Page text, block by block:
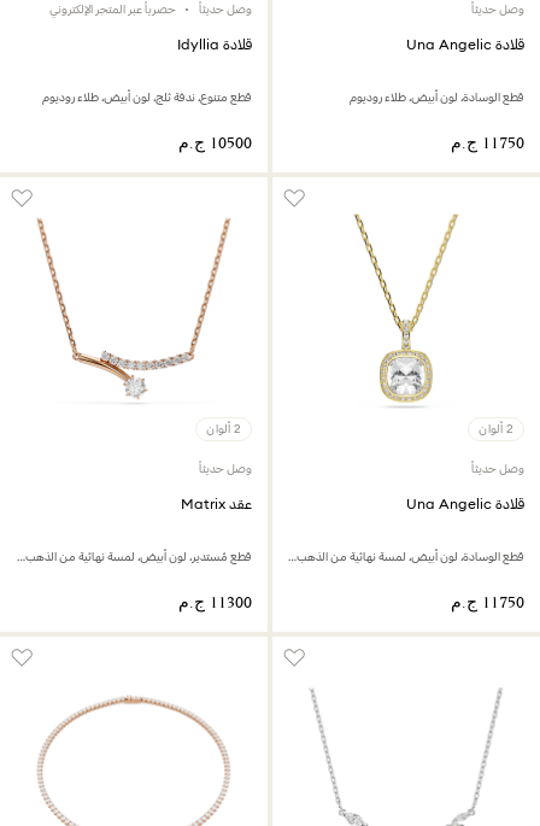
وصل حديثاً
قلادة Una Angelic
قطع الوسادة، لون أبيض، طلاء روديوم
وصل حديثاً حصرياً عبر المتجر الإلكتروني
قلادة Idyllia
قطع متنوع، ندفة ثلج، لون أبيض، طلاء روديوم
2 ألوان
وصل حديثاً
قلادة Una Angelic
قطع الوسادة، لون أبيض، لمسة نهائية من الذهب عيار 18 قيراط
2 ألوان
وصل حديثاً
عقد Matrix
قطع مُستدير، لون أبيض، لمسة نهائية من الذهب الوردي عيار 18 قيراط